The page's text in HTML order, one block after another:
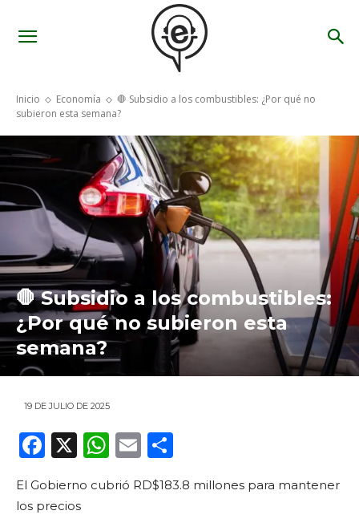
Inicio Economía
🛑 Subsidio a los combustibles: ¿Por qué no
subieron esta semana?
🛑 Subsidio a los combustibles:
¿Por qué no subieron esta
semana?
19 DE JULIO DE 2025
F
c
X
W
a
E
m
ai m
El Gobierno cubrió RD$183.8 millones para mantener
los precios